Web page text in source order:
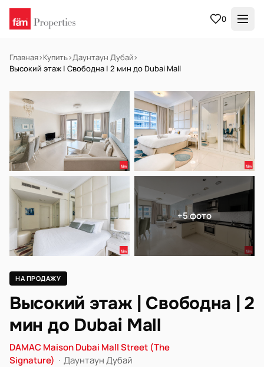
0
Главная›Купить›Даунтаун Дубай›
Высокий этаж | Свободна | 2 мин до Dubai Mall
НА ПРОДАЖУ Готов к заселению
+5 фото
НА ПРОДАЖУ
Высокий этаж | Свободна | 2
мин до Dubai Mall
DAMAC Maison Dubai Mall Street (The
Signature) · Даунтаун Дубай